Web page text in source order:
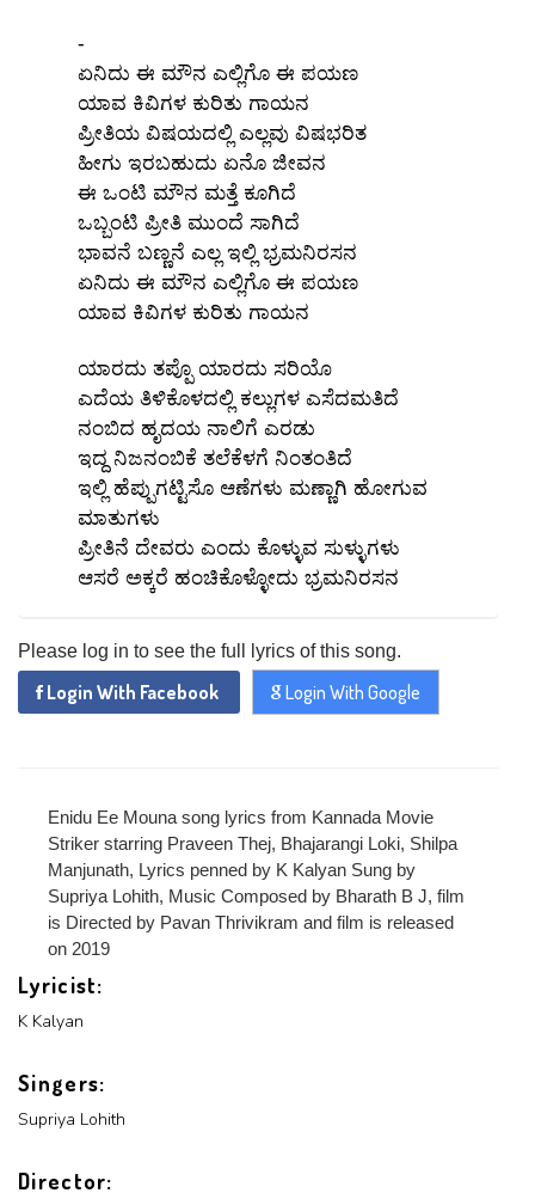
-
ಏನಿದು ಈ ಮೌನ ಎಲ್ಲಿಗೊ ಈ ಪಯಣ
ಯಾವ ಕಿವಿಗಳ ಕುರಿತು ಗಾಯನ
ಪ್ರೀತಿಯ ವಿಷಯದಲ್ಲಿ ಎಲ್ಲವು ವಿಷಭರಿತ
ಹೀಗು ಇರಬಹುದು ಏನೊ ಜೀವನ
ಈ ಒಂಟಿ ಮೌನ ಮತ್ತೆ ಕೂಗಿದೆ
ಒಬ್ಬಂಟಿ ಪ್ರೀತಿ ಮುಂದೆ ಸಾಗಿದೆ
ಭಾವನೆ ಬಣ್ಣನೆ ಎಲ್ಲ ಇಲ್ಲಿ ಭ್ರಮನಿರಸನ
ಏನಿದು ಈ ಮೌನ ಎಲ್ಲಿಗೊ ಈ ಪಯಣ
ಯಾವ ಕಿವಿಗಳ ಕುರಿತು ಗಾಯನ
ಯಾರದು ತಪ್ಪೊ ಯಾರದು ಸರಿಯೊ
ಎದೆಯ ತಿಳಿಕೊಳದಲ್ಲಿ ಕಲ್ಲುಗಳ ಎಸೆದಮತಿದೆ
ನಂಬಿದ ಹೃದಯ ನಾಲಿಗೆ ಎರಡು
ಇದ್ದ ನಿಜನಂಬಿಕೆ ತಲೆಕೆಳಗೆ ನಿಂತಂತಿದೆ
ಇಲ್ಲಿ ಹೆಪ್ಪುಗಟ್ಟಿಸೊ ಆಣೆಗಳು ಮಣ್ಣಾಗಿ ಹೋಗುವ
ಮಾತುಗಳು
ಪ್ರೀತಿನೆ ದೇವರು ಎಂದು ಕೊಳ್ಳುವ ಸುಳ್ಳುಗಳು
ಆಸರೆ ಅಕ್ಕರೆ ಹಂಚಿಕೊಳ್ಳೋದು ಭ್ರಮನಿರಸನ
Please log in to see the full lyrics of this song.
Login With Facebook Login With Google
Enidu Ee Mouna song lyrics from Kannada Movie
Striker starring Praveen Thej, Bhajarangi Loki, Shilpa
Manjunath, Lyrics penned by K Kalyan Sung by
Supriya Lohith, Music Composed by Bharath B J, film
is Directed by Pavan Thrivikram and film is released
on 2019
Lyricist:
K Kalyan
Singers:
Supriya Lohith
Director:
ADD COMMENT
LOGIN
Login With Google
REGISTER
REGISTER
x
FORGET
SEND
CHANGE
PASSWORD
SUBMIT
PROFILE
MANAGEMENT